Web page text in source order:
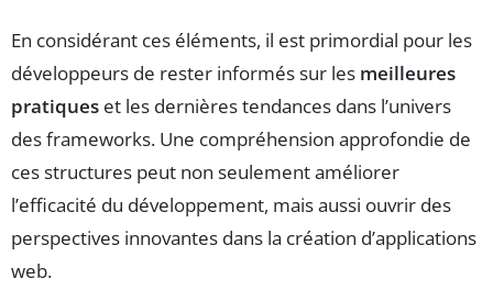
En considérant ces éléments, il est primordial pour les
développeurs de rester informés sur les meilleures
pratiques et les dernières tendances dans l’univers
des frameworks. Une compréhension approfondie de
ces structures peut non seulement améliorer
l’efficacité du développement, mais aussi ouvrir des
perspectives innovantes dans la création d’applications
web.